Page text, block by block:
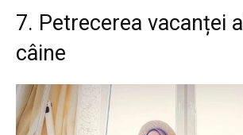
7. Petrecerea vacanței
câine